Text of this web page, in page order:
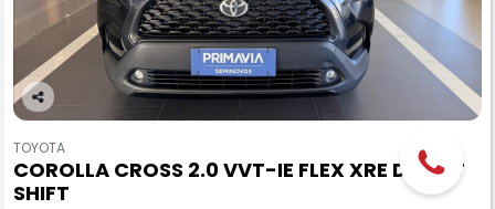
Co
pa
rtil
he
TOYOTA
COROLLA CROSS 2.0 VVT-IE FLEX XRE DIRECT
SHIFT